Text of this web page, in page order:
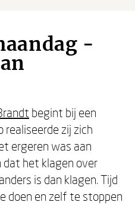
-
begint bij een
zij zich
ergeren was aan
dat het klagen over
is dan klagen. Tijd
doen en zelf te stoppen